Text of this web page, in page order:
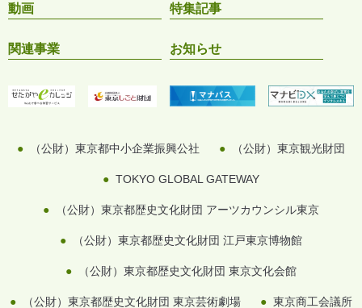
動画 特集記事
関連事業 お知らせ
（公財）東京都中小企業振興公社 （公財）東京観光財団
TOKYO GLOBAL GATEWAY
（公財）東京都歴史文化財団 アーツカウンシル東京
（公財）東京都歴史文化財団 江戸東京博物館
（公財）東京都歴史文化財団 東京文化会館
（公財）東京都歴史文化財団 東京芸術劇場 東京商工会議所